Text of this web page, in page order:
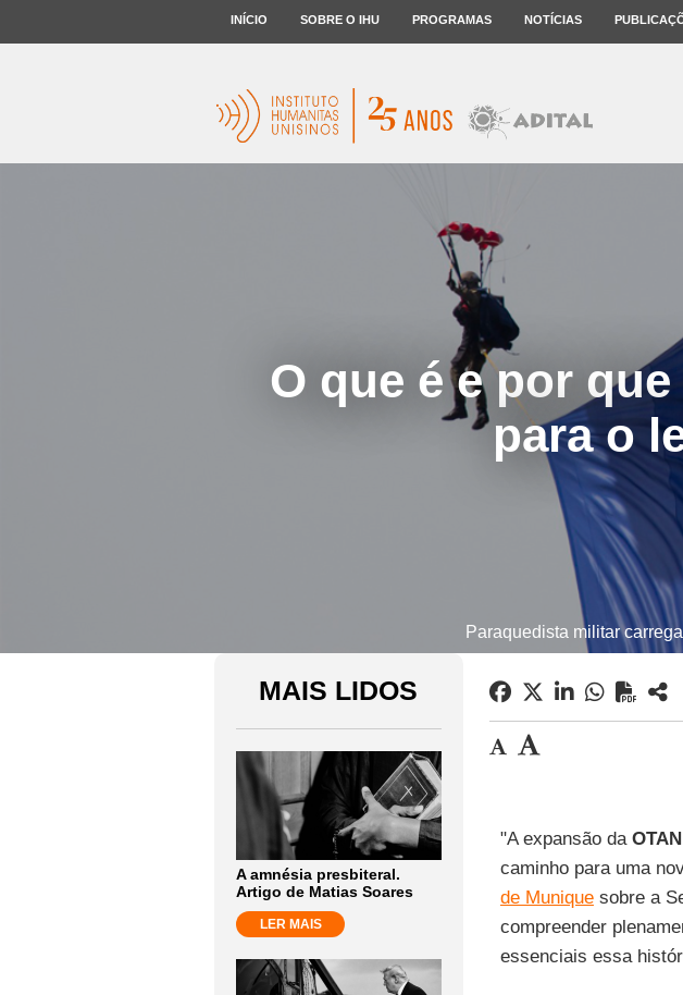
INÍCIO SOBRE O IHU PROGRAMAS NOTÍCIAS
O que é e por
para o
Paraquedista militar
MAIS LIDOS
A amnésia presbiteral.
Artigo de Matias Soares
LER MAIS
"A expansão da OTAN
caminho para uma
de Muniquesobre a
compreender
essenciais essa